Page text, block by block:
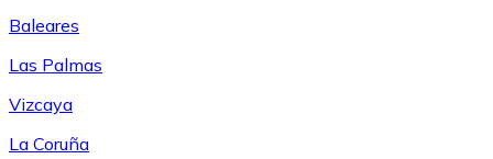
Baleares
Las Palmas
Vizcaya
La Coruña